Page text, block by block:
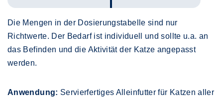
Die Mengen in der Dosierungstabelle sind nur
Richtwerte. Der Bedarf ist individuell und sollte u.a. an
das Befinden und die Aktivität der Katze angepasst
werden.
Anwendung: Servierfertiges Alleinfutter für Katzen aller